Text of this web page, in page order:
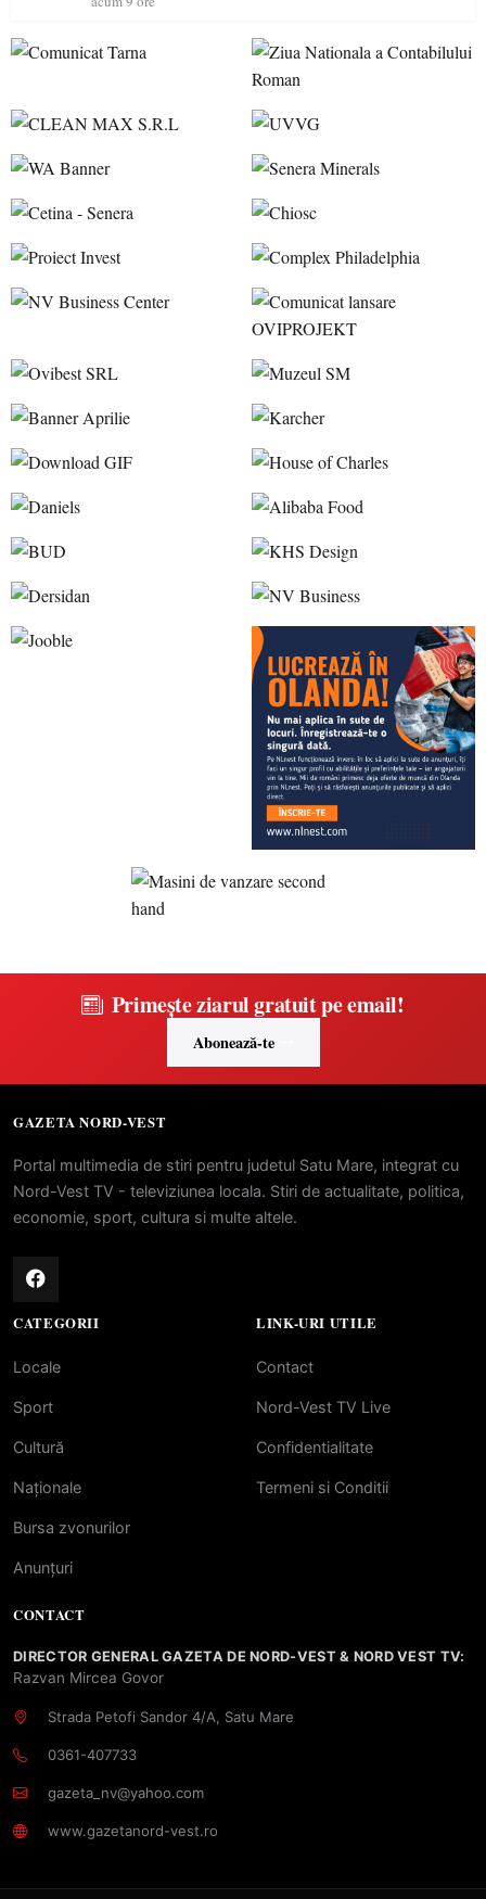
Primește ziarul gratuit pe email!
Abonează-te
GAZETA NORD-VEST
Portal multimedia de stiri pentru judetul Satu Mare, integrat cu
Nord-Vest TV - televiziunea locala. Stiri de actualitate, politica,
economie, sport, cultura si multe altele.
CATEGORII
Locale
Sport
Cultură
Naționale
Bursa zvonurilor
Anunțuri
LINK-URI UTILE
Contact
Nord-Vest TV Live
Confidentialitate
Termeni si Conditii
CONTACT
DIRECTOR GENERAL GAZETA DE NORD-VEST & NORD VEST TV:
Razvan Mircea Govor
Strada Petofi Sandor 4/A, Satu Mare
0361-407733
gazeta_nv@yahoo.com
www.gazetanord-vest.ro